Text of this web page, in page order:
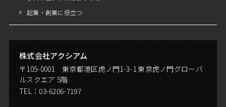
起業・創業に役立つ
株式会社アクシアム
〒105-0001 東京都港区虎ノ門1-3-1 東京虎ノ門グローバ
ルスクエア 5階
TEL：03-6206-7197